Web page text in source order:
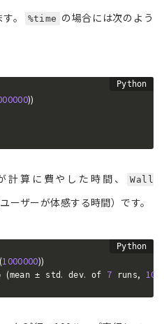
。 %time の場合には次のよう
))
計算に費やした時間、 Wall
ーザーが体感する時間）です。
1000000))
(mean ± std . dev. of 7 runs, 100